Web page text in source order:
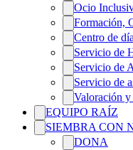
Ocio
Formación,
Centro de
Servicio de
Servicio de
Servicio de
Valoración
EQUIPO RAÍZ
SIEMBRA CON
DONA